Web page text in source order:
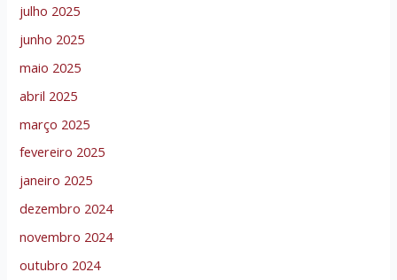
julho 2025
junho 2025
maio 2025
abril 2025
março 2025
fevereiro 2025
janeiro 2025
dezembro 2024
novembro 2024
outubro 2024